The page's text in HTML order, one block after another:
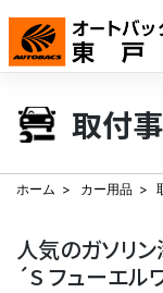
Skip
content
取付
ホーム カー用品
人気のガソリン
´S フューエル